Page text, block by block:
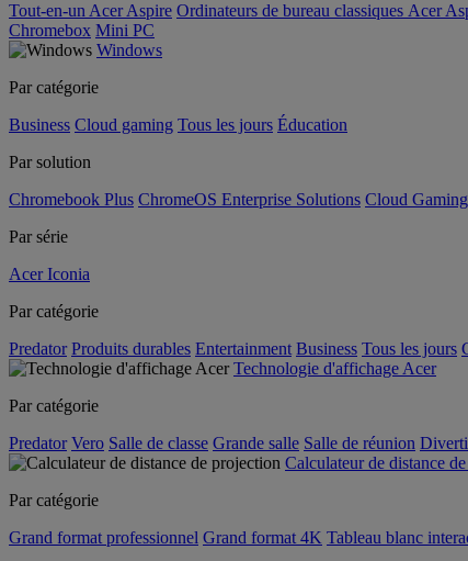
Tout-en-un Acer Aspire Ordinateurs de bureau classiques Acer
Chromebox Mini PC
Windows
Par catégorie
Business Cloud gaming Tous les jours Éducation
Par solution
Chromebook Plus ChromeOS Enterprise Solutions Cloud
Par série
Acer Iconia
Par catégorie
Predator Produits durables Entertainment Business Tous les jours
Technologie d'affichage Acer
Par catégorie
Predator Vero Salle de classe Grande salle Salle de réunion
Calculateur de distance
Par catégorie
Grand format professionnel Grand format 4K Tableau blanc